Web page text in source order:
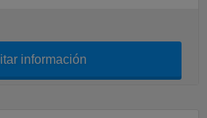
información